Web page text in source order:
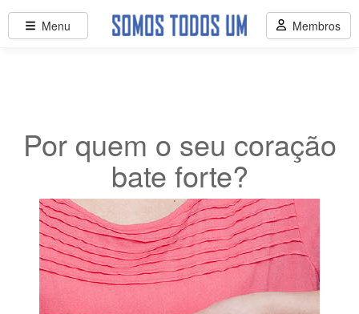
Por quem o seu coração
bate forte?
Menu Membros